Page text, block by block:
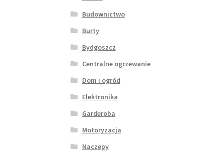
Budownictwo
Burty
Bydgoszcz
Centralne ogrzewanie
Dom i ogród
Elektronika
Garderoba
Motoryzacja
Naczepy